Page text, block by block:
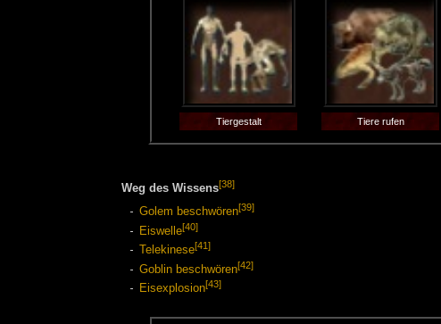
Tiergestalt Tiere rufen
Weg des Wissens[38]
Golem beschwören[39]
Eiswelle[40]
Telekinese[41]
Goblin beschwören[42]
Eisexplosion[43]